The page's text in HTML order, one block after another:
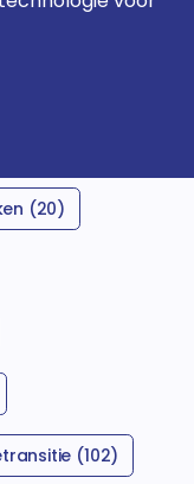
(20)
(102)